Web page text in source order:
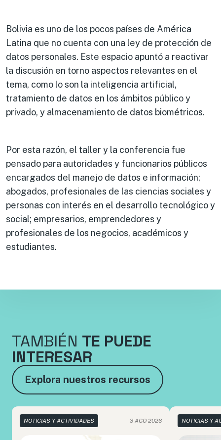
Bolivia es uno de los pocos países de América
Latina que no cuenta con una ley de protección de
datos personales. Este espacio apuntó a reactivar
la discusión en torno aspectos relevantes en el
tema, como lo son la inteligencia artificial,
tratamiento de datos en los ámbitos público y
privado, y almacenamiento de datos biométricos.
Por esta razón, el taller y la conferencia fue
pensado para autoridades y funcionarios públicos
encargados del manejo de datos e información;
abogados, profesionales de las ciencias sociales y
personas con interés en el desarrollo tecnológico y
social; empresarios, emprendedores y
profesionales de los negocios, académicos y
estudiantes.
TAMBIÉN TE PUEDE
INTERESAR
Explora nuestros recursos
NOTICIAS Y ACTIVIDADES 3 AGO 2026 NOTICIAS Y